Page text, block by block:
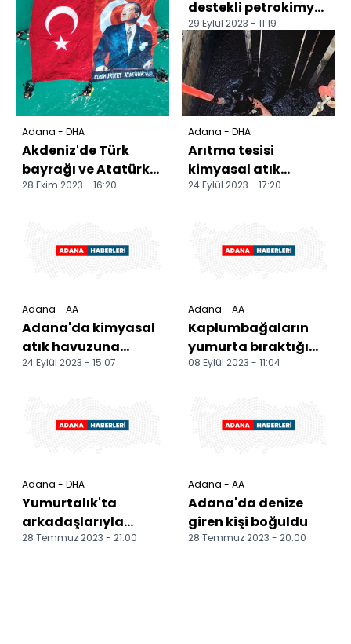
Adana - DHA
Akdeniz'de Türk
bayrağı ve Atatürk
posteri açtılar
28 Ekim 2023 - 16:20
destekli petrokimya
yatırımında sona
gelindi
29 Eylül 2023 - 11:19
Adana - DHA
Arıtma tesisi
kimyasal atık
havuzuna düşen 2
24 Eylül 2023 - 17:20
Adana - AA
Adana'da kimyasal
atık havuzuna
düşen iki işçiden biri
24 Eylül 2023 - 15:07
Adana - AA
Kaplumbağaların
yumurta bıraktığı
Adana'daki
08 Eylül 2023 - 11:04
Adana - DHA
Yumurtalık'ta
arkadaşlarıyla
denize giren tarım
28 Temmuz 2023 - 21:00
Adana - AA
Adana'da denize
giren kişi boğuldu
28 Temmuz 2023 - 20:00